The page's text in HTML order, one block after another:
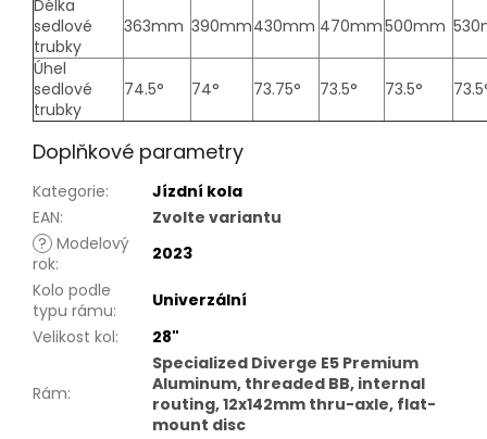
Délka
sedlové
trubky
363mm 390mm430mm 470mm500mm
Úhel
sedlové
trubky
74.5° 74° 73.75° 73.5° 73.5°
Doplňkové parametry
Kategorie:
Jízdní kola
EAN:
Zvolte variantu
? Modelový
rok:
2023
Kolo podle
typu rámu:
Univerzální
Velikost kol: 28"
Rám:
Specialized Diverge E5 Premium
Aluminum, threaded BB, internal
routing, 12x142mm thru-axle, flat-
mount disc